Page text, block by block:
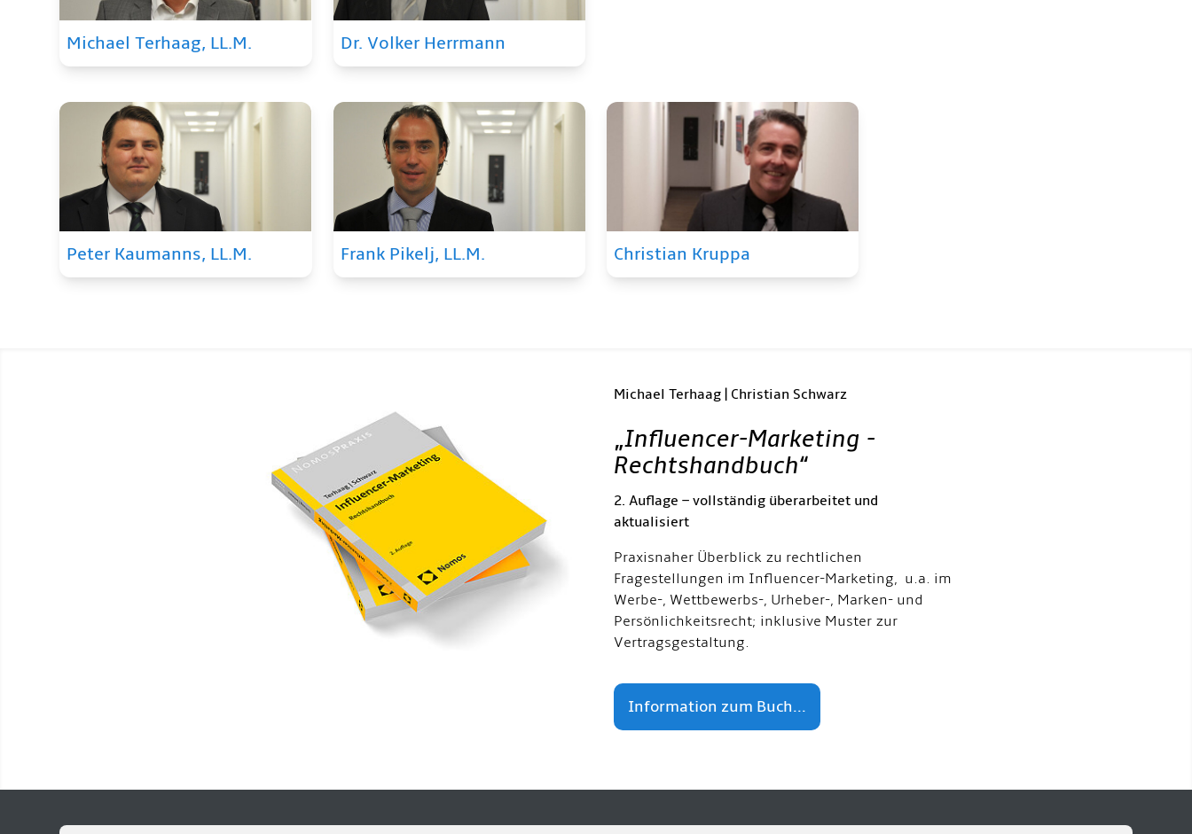
Michael Terhaag, LL.M. Dr. Volker Herrmann
Peter Kaumanns, LL.M. Frank Pikelj, LL.M. Christian Kruppa
Michael Terhaag | Christian Schwarz
„Influencer-Marketing -
Rechtshandbuch“
2. Auflage – vollständig überarbeitet und
aktualisiert
Praxisnaher Überblick zu rechtlichen
Fragestellungen im Influencer-Marketing, u.a. im
Werbe-, Wettbewerbs-, Urheber-, Marken- und
Persönlichkeitsrecht; inklusive Muster zur
Vertragsgestaltung.
Information zum Buch...